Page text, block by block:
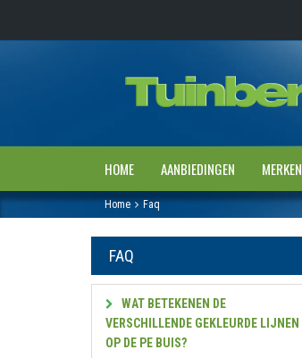
HOME AANBIEDINGEN MERKEN
Home Faq
FAQ
WAT BETEKENEN DE
VERSCHILLENDE GEKLEURDE LIJNEN
OP DE PE BUIS?